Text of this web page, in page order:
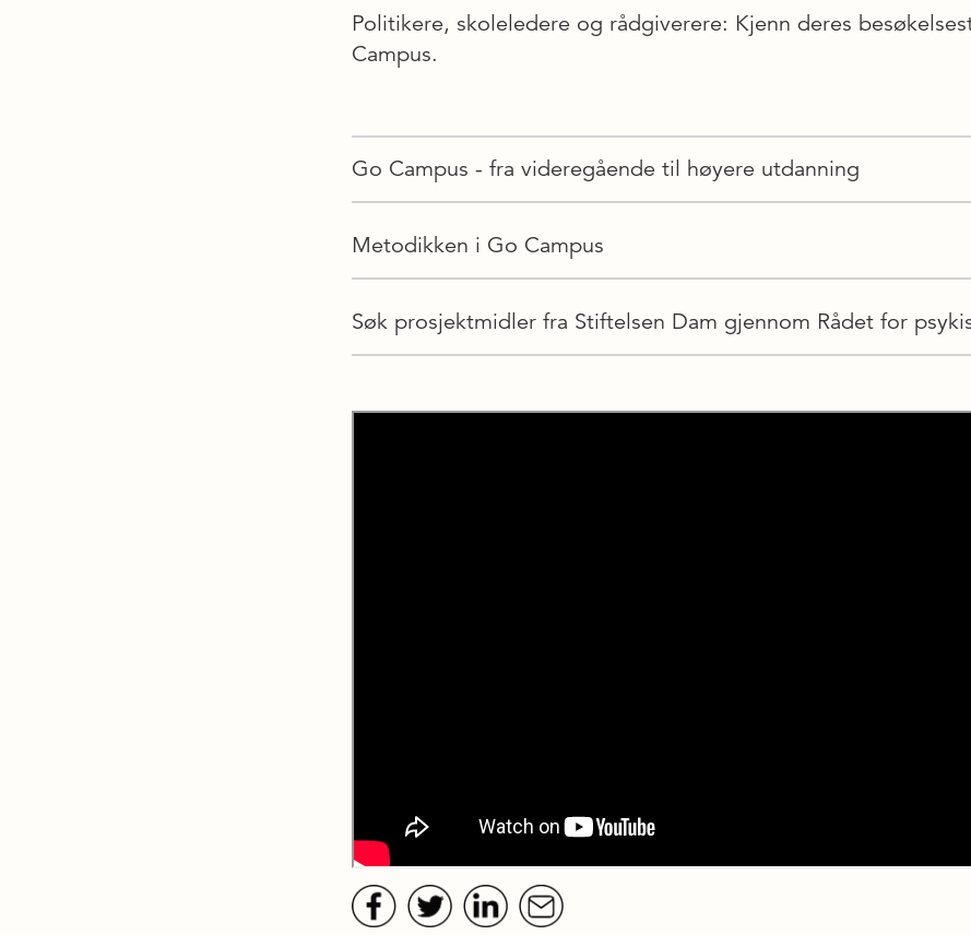
Politikere, skoleledere og rådgiverere: Kjenn deres
Campus.
Go Campus - fra videregående til høyere utdanning
Metodikken i Go Campus
Søk prosjektmidler fra Stiftelsen Dam gjennom Rådet for